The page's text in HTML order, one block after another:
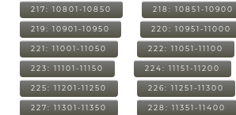
217: 10801-10850 218: 10851-10900
219: 10901-10950 220: 10951-11000
221: 11001-11050 222: 11051-11100
223: 11101-11150 224: 11151-11200
225: 11201-11250 226: 11251-11300
227: 11301-11350 228: 11351-11400